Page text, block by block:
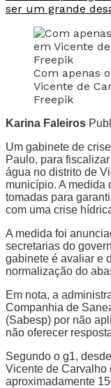
Com apenas
Vicente de
Freepik
Karina Faleiros
Um gabinete de
Paulo, para
água no distrito de
município. A medida
tomadas para
com uma crise
A medida foi
secretarias do
gabinete é avaliar e
normalização do
Em nota, a
Companhia de
(Sabesp) por não
não oferecer
Segundo o g1,
Vicente de Carvalho
aproximadamente